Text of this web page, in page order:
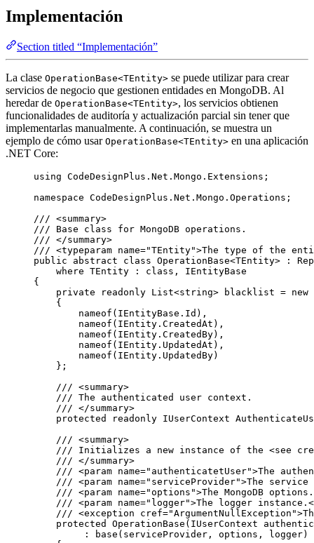
Implementación
Section titled “Implementación”
La clase OperationBase<TEntity> se puede utilizar para crear
servicios de negocio que gestionen entidades en MongoDB. Al
heredar de OperationBase<TEntity>, los servicios obtienen
funcionalidades de auditoría y actualización parcial sin tener que
implementarlas manualmente. A continuación, se muestra un
ejemplo de cómo usar OperationBase<TEntity> en una aplicación
.NET Core:
using CodeDesignPlus . Net . Mongo . Extensions ;
namespace CodeDesignPlus . Net . Mongo . Operations ;
/// <summary>
/// Base class for MongoDB operations.
/// </summary>
/// <typeparam name="TEntity">The type of the
public
abstract class OperationBase<TEntity> :
where TEntity : class , IEntityBase
{
private
readonly List<string> blacklist = new
{
nameof ( IEntityBase . Id ),
nameof ( IEntity . CreatedAt ),
nameof ( IEntity . CreatedBy),
nameof ( IEntity . UpdatedAt ),
nameof ( IEntity . UpdatedBy)
};
/// <summary>
/// The authenticated user context.
/// </summary>
protected
readonly IUserContext
/// <summary>
/// Initializes a new instance of the <see
/// </summary>
/// <param name=" authenticatetUser">The
/// <param name=" serviceProvider">The
/// <param name="options ">The MongoDB options.
/// <param name=" logger">The logger instance.
/// <exception cref="ArgumentNullException ">
protected
OperationBase (IUserContext
:
base (serviceProvider, options, logger)